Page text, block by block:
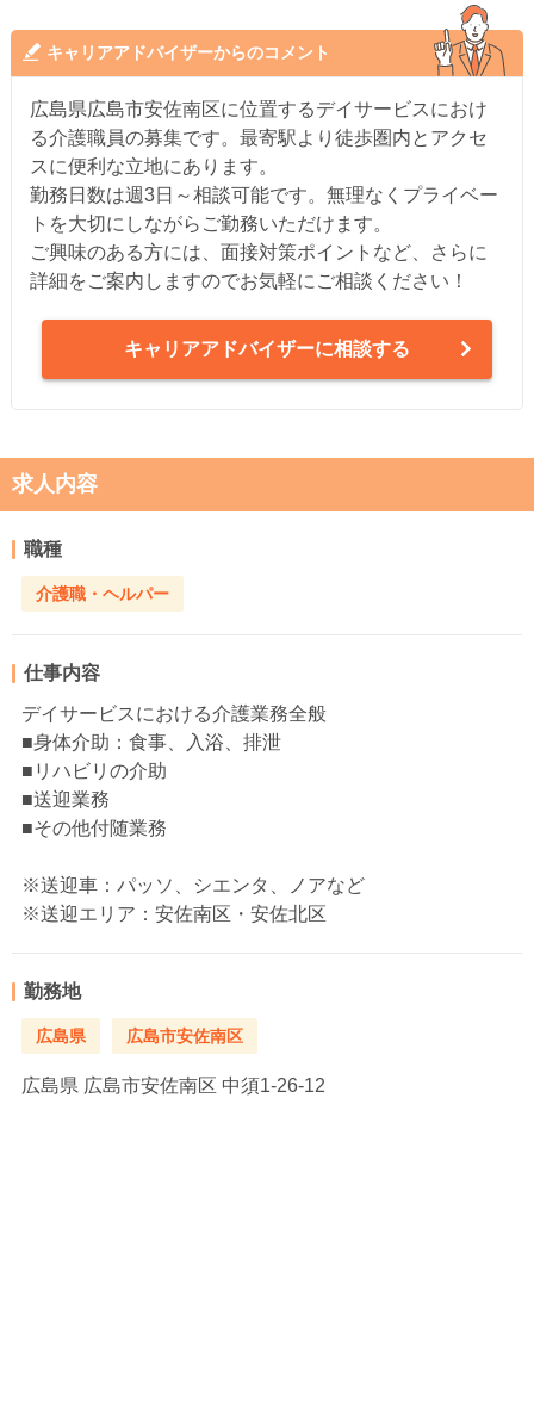
キャリアアドバイザーからのコメント
広島県広島市安佐南区に位置するデイサービスにおけ
る介護職員の募集です。最寄駅より徒歩圏内とアクセ
スに便利な立地にあります。
勤務日数は週3日～相談可能です。無理なくプライベー
トを大切にしながらご勤務いただけます。
ご興味のある方には、面接対策ポイントなど、さらに
詳細をご案内しますのでお気軽にご相談ください！
キャリアアドバイザーに相談する
求人内容
職種
介護職・ヘルパー
仕事内容
デイサービスにおける介護業務全般
■身体介助：食事、入浴、排泄
■リハビリの介助
■送迎業務
■その他付随業務
※送迎車：パッソ、シエンタ、ノアなど
※送迎エリア：安佐南区・安佐北区
勤務地
広島県 広島市安佐南区
広島県 広島市安佐南区 中須1-26-12